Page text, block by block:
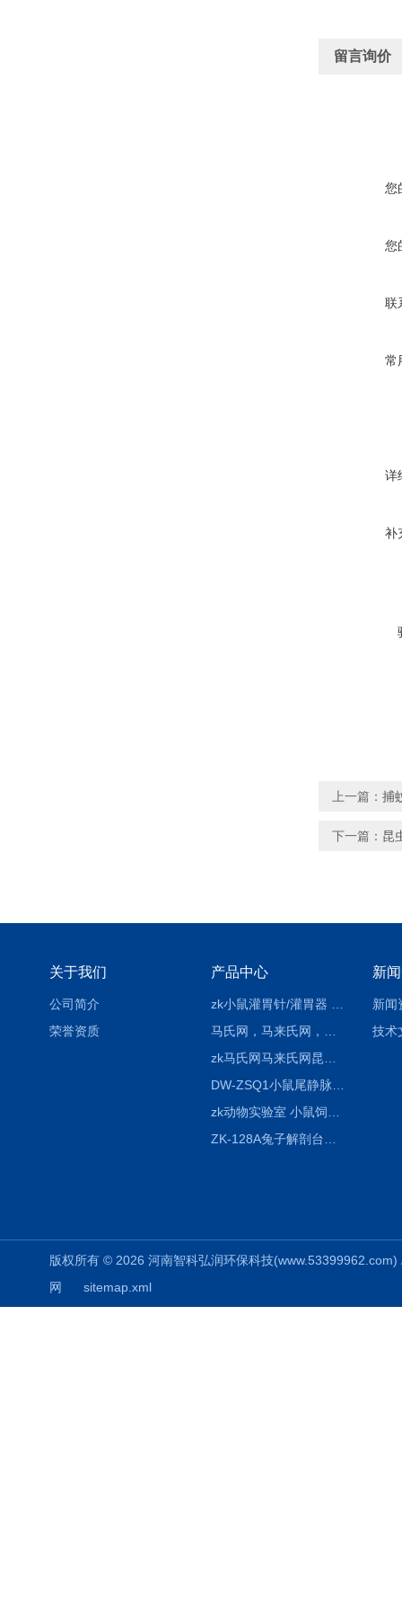
留言询价
您
您
联
常
详
补
上一篇： 捕
下一篇： 昆
关于我们
公司简介
荣誉资质
产品中心 新
新闻
技术
版权所有 © 2026 河南智科弘润环保科技
网
sitemap.xml